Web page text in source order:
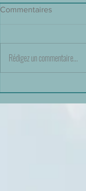
Commentaires
Rédigez un commentaire...